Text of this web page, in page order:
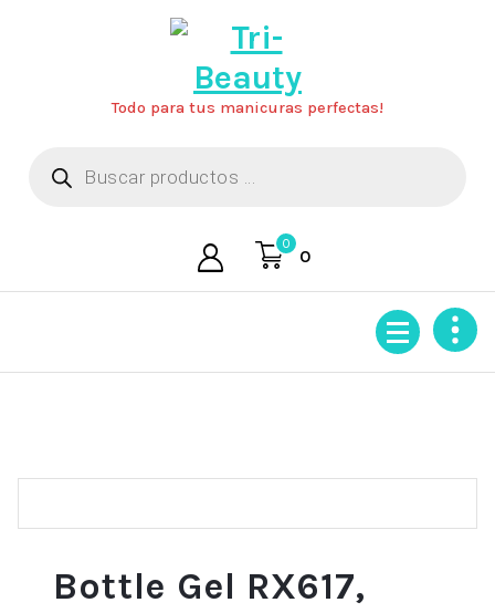
Todo para tus manicuras perfectas!
productos
0
0
Bottle Gel RX617,